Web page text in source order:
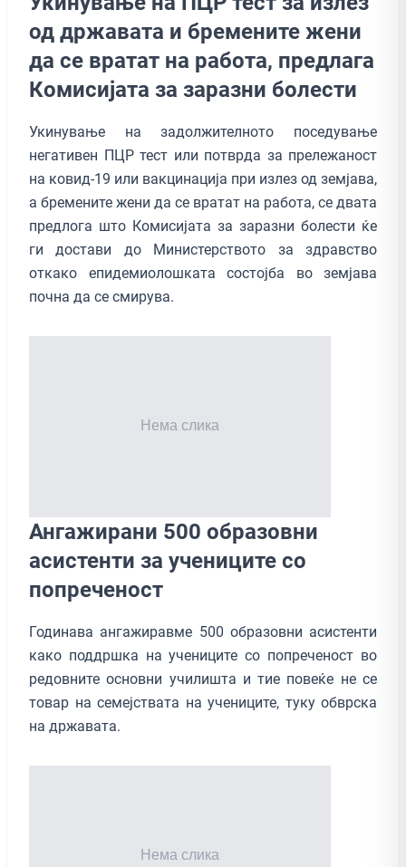
од државата и бремените жени
да се вратат на работа, предлага
Комисијата за заразни болести
Укинување на задолжителното поседување
негативен ПЦР тест или потврда за прележаност
на ковид-19 или вакцинација при излез од земјава,
а бремените жени да се вратат на работа, се двата
предлога што Комисијата за заразни болести ќе
ги достави до Министерството за здравство
откако епидемиолошката состојба во земјава
почна да се смирува.
Ангажирани 500 образовни
асистенти за учениците со
попреченост
Годинава ангажиравме 500 образовни асистенти
како поддршка на учениците со попреченост во
редовните основни училишта и тие повеќе не се
товар на семејствата на учениците, туку обврска
на државата.